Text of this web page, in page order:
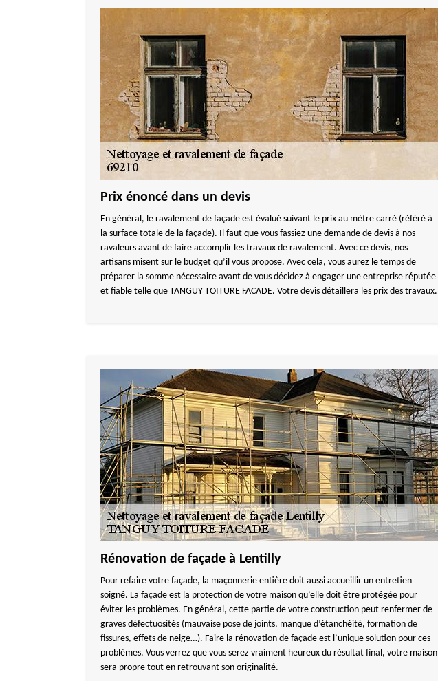
Prix énoncé dans un devis
En général, le ravalement de façade est évalué suivant le prix au mètre carré (référé à
la surface totale de la façade). Il faut que vous fassiez une demande de devis à nos
ravaleurs avant de faire accomplir les travaux de ravalement. Avec ce devis, nos
artisans misent sur le budget qu’il vous propose. Avec cela, vous aurez le temps de
préparer la somme nécessaire avant de vous décidez à engager une entreprise réputée
et fiable telle que TANGUY TOITURE FACADE. Votre devis détaillera les prix des travaux.
Rénovation de façade à Lentilly
Pour refaire votre façade, la maçonnerie entière doit aussi accueillir un entretien
soigné. La façade est la protection de votre maison qu’elle doit être protégée pour
éviter les problèmes. En général, cette partie de votre construction peut renfermer de
graves défectuosités (mauvaise pose de joints, manque d’étanchéité, formation de
fissures, effets de neige…). Faire la rénovation de façade est l’unique solution pour ces
problèmes. Vous verrez que vous serez vraiment heureux du résultat final, votre maison
sera propre tout en retrouvant son originalité.